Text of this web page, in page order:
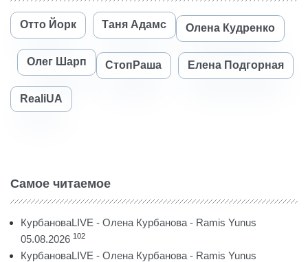
Отто Йорк Таня Адамс Олена Кудренко
Олег Шарп СтопРаша Елена Подгорная
RealiUA
Самое читаемое
КурбановаLIVE - Олена Курбанова - Ramis Yunus
05.08.2026 102
КурбановаLIVE - Олена Курбанова - Ramis Yunus